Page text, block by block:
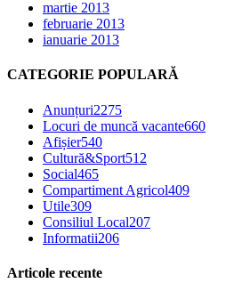
martie 2013
februarie 2013
ianuarie 2013
CATEGORIE POPULARĂ
Anunțuri2275
Locuri de muncă vacante660
Afișier540
Cultură&Sport512
Social465
Compartiment Agricol409
Utile309
Consiliul Local207
Informatii206
Articole recente